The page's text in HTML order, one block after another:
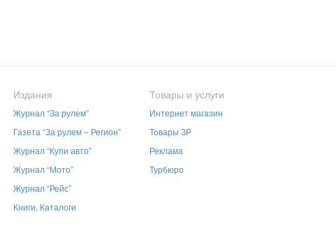
Издания
Журнал “За рулем”
Газета “За рулем – Регион”
Журнал “Купи авто”
Журнал “Мото”
Журнал “Рейс”
Книги, Каталоги
Товары и услуги
Интернет магазин
Товары ЗР
Реклама
Турбюро